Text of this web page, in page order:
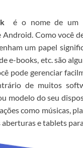
é o nome de um
Android. Como você
um papel
e-books, etc. são
pode gerenciar
de muitos
modelo do seu
como músicas,
e tablets